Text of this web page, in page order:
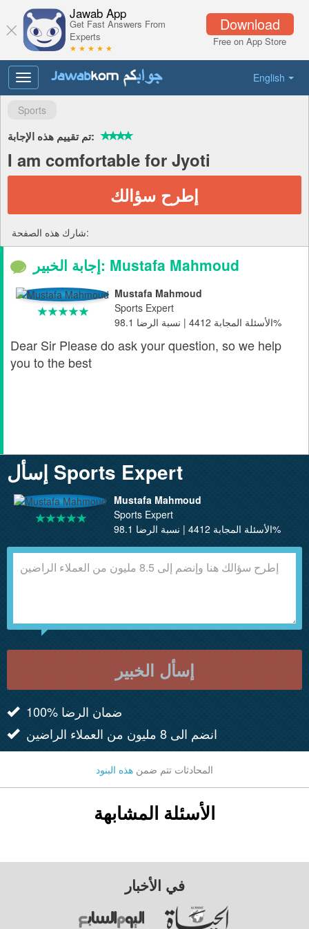
Download
Free on App Store
Jawab App
Get Fast Answers From
Experts
★ ★ ★ ★ ★
English
Toggle
navigation
Sports
تم تقييم هذه الإجابة:
I am comfortable for Jyoti
إطرح سؤالك
شارك هذه الصفحة:
إجابة الخبير: Mustafa Mahmoud
Mustafa Mahmoud
Sports Expert
الأسئلة المجابة 4412 | نسبة الرضا 98.1%
Dear Sir Please do ask your question, so we help
you to the best
إسأل Sports Expert
Mustafa Mahmoud
Sports Expert
الأسئلة المجابة 4412 | نسبة الرضا 98.1%
إسأل الخبير
100% ضمان الرضا
انضم الى 8 مليون من العملاء الراضين
المحادثات تتم ضمن هذه البنود
الأسئلة المشابهة
في الأخبار